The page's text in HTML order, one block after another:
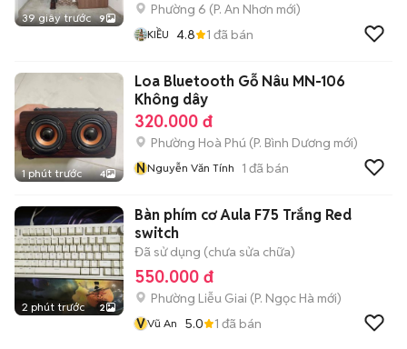
39 giây trước 9
Phường 6 (P. An Nhơn mới)
KIỀU 4.8 1 đã bán
1 phút trước 4
Loa Bluetooth Gỗ Nâu MN-106
Không dây
320.000 đ
Phường Hoà Phú (P. Bình Dương mới)
NNguyễn Văn Tính 1 đã bán
2 phút trước 2
Bàn phím cơ Aula F75 Trắng Red
switch
Đã sử dụng (chưa sửa chữa)
550.000 đ
Phường Liễu Giai (P. Ngọc Hà mới)
VVũ An 5.0 1 đã bán